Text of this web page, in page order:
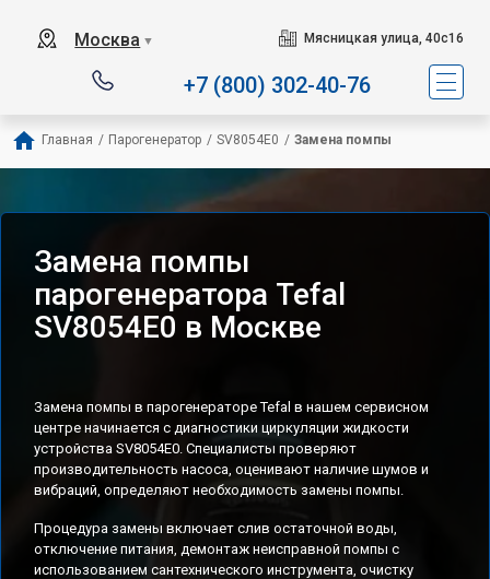
Москва ▼ Мясницкая улица, 40с16
+7 (800) 302-40-76
Главная / Парогенератор / SV8054E0 / Замена помпы
Замена помпы
парогенератора Tefal
SV8054E0 в Москве
Замена помпы в парогенераторе Tefal в нашем сервисном
центре начинается с диагностики циркуляции жидкости
устройства SV8054E0. Специалисты проверяют
производительность насоса, оценивают наличие шумов и
вибраций, определяют необходимость замены помпы.
Процедура замены включает слив остаточной воды,
отключение питания, демонтаж неисправной помпы с
использованием сантехнического инструмента, очистку